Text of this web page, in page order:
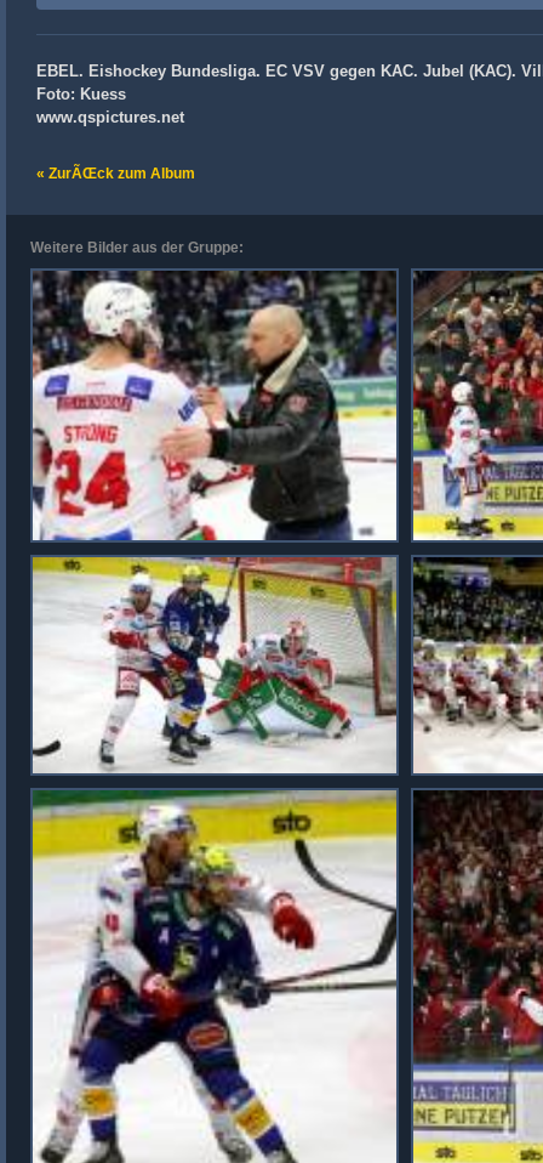
EBEL. Eishockey Bundesliga. EC VSV gegen KAC. Jubel (KAC).
Foto: Kuess
www.qspictures.net
« ZurÃŒck zum Album
Weitere Bilder aus der Gruppe: